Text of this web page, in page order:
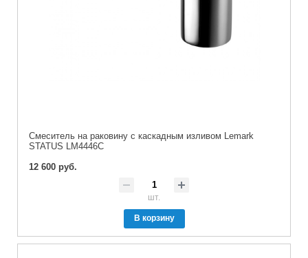
Cмеситель на раковину с каскадным изливом Lemark
STATUS LM4446C
12 600 руб.
шт.
В корзину